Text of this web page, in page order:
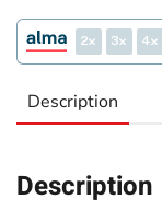
ou
sans
2 3 4
Description
Description